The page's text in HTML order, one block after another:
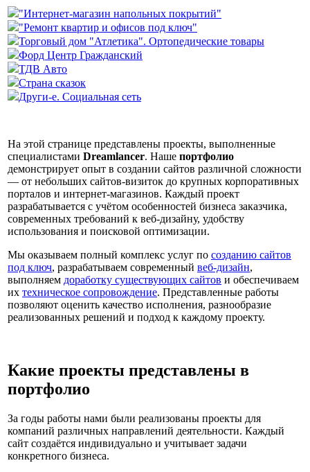
"Интернет-магазин напольных покрытий"
"Ремонт квартир и офисов под ключ"
Торговый дом "Атлетика". Ортопедические товары
Форд Центр Гражданский
ТДВ Авто
Страна сказок
Други-е. Социальная сеть
На этой странице представлены проекты, выполненные
специалистами Dreamlancer. Наше портфолио
демонстрирует опыт в создании сайтов различной сложности
— от небольших сайтов-визиток до крупных корпоративных
порталов и интернет-магазинов. Каждый проект
разрабатывается с учётом особенностей бизнеса заказчика,
современных требований к веб-дизайну, удобству
использования и поисковой оптимизации.
Мы оказываем полный комплекс услуг по созданию сайтов
под ключ, разрабатываем современный веб-дизайн,
выполняем доработку существующих сайтов и обеспечиваем
их техническое сопровождение. Представленные работы
позволяют оценить качество исполнения, разнообразие
реализованных решений и подход к каждому проекту.
Какие проекты представлены в
портфолио
За годы работы нами были реализованы проекты для
компаний различных направлений деятельности. Каждый
сайт создаётся индивидуально и учитывает задачи
конкретного бизнеса.